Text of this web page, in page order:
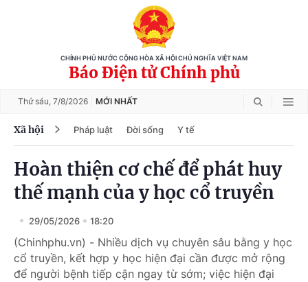
CHÍNH PHỦ NƯỚC CỘNG HÒA XÃ HỘI CHỦ NGHĨA VIỆT NAM
Báo Điện tử Chính phủ
Thứ sáu, 7/8/2026 MỚI NHẤT
Xã hội Pháp luật Đời sống Y tế
Hoàn thiện cơ chế để phát huy
thế mạnh của y học cổ truyền
29/05/2026 18:20
(Chinhphu.vn) - Nhiều dịch vụ chuyên sâu bằng y học
cổ truyền, kết hợp y học hiện đại cần được mở rộng
để người bệnh tiếp cận ngay từ sớm; việc hiện đại